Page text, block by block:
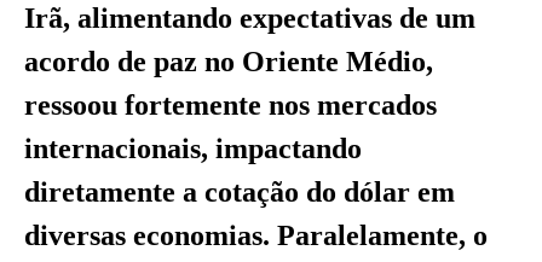
Irã, alimentando expectativas de um
acordo de paz no Oriente Médio,
ressoou fortemente nos mercados
internacionais, impactando
diretamente a cotação do dólar em
diversas economias. Paralelamente, o